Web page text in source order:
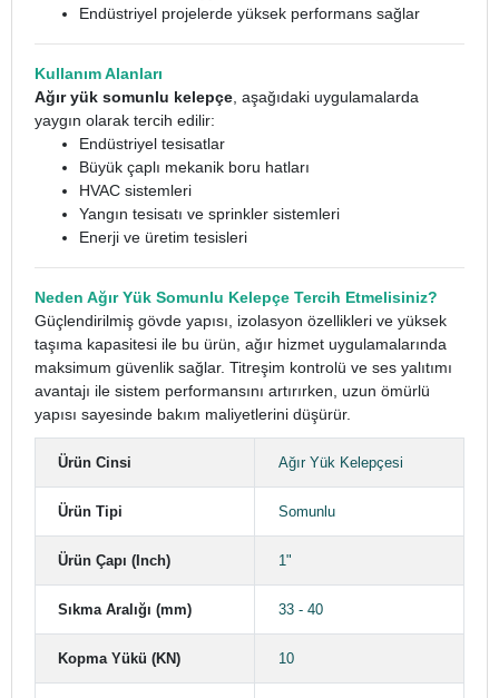
Endüstriyel projelerde yüksek performans sağlar
Kullanım Alanları
Ağır yük somunlu kelepçe , aşağıdaki uygulamalarda
yaygın olarak tercih edilir:
Endüstriyel tesisatlar
Büyük çaplı mekanik boru hatları
HVAC sistemleri
Yangın tesisatı ve sprinkler sistemleri
Enerji ve üretim tesisleri
Neden Ağır Yük Somunlu Kelepçe Tercih Etmelisiniz?
Güçlendirilmiş gövde yapısı, izolasyon özellikleri ve yüksek
taşıma kapasitesi ile bu ürün, ağır hizmet uygulamalarında
maksimum güvenlik sağlar. Titreşim kontrolü ve ses yalıtımı
avantajı ile sistem performansını artırırken, uzun ömürlü
yapısı sayesinde bakım maliyetlerini düşürür.
Ürün Cinsi Ağır Yük Kelepçesi
Ürün Tipi Somunlu
Ürün Çapı (Inch) 1"
Sıkma Aralığı (mm) 33 - 40
Kopma Yükü (KN) 10